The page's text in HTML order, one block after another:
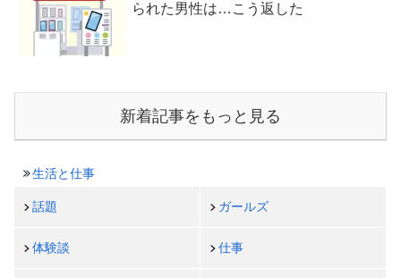
られた男性は…こう返した
新着記事をもっと見る
生活と仕事
話題 ガールズ
体験談 仕事